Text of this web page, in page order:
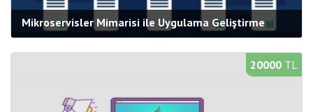
Mikroservisler Mimarisi ile Uygulama Geliştirme
Kategori:Web Programlama
20000 TL